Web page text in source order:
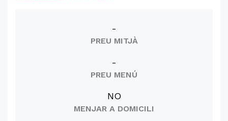
-
PREU MITJÀ
-
PREU MENÚ
NO
MENJAR A DOMICILI